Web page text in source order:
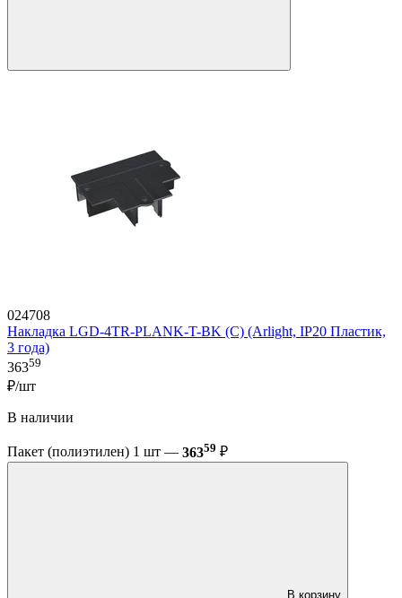
024708
Накладка LGD-4TR-PLANK-T-BK (C) (Arlight, IP20 Пластик,
3 года)
36359
₽/шт
В наличии
Пакет (полиэтилен) 1 шт — 36359 ₽
В корзину